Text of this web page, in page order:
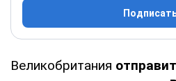
Великобритания